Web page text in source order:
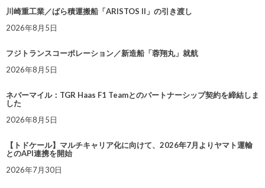
川崎重工業／ばら積運搬船「ARISTOS II」の引き渡し
2026年8月5日
フジトランスコーポレーション／新造船「蓉翔丸」就航
2026年8月5日
ネバーマイル：TGR Haas F1 Teamとのパートナーシップ契約を締結しま
した
2026年8月5日
【トドケール】マルチキャリア化に向けて、2026年7月よりヤマト運輸
とのAPI連携を開始
2026年7月30日